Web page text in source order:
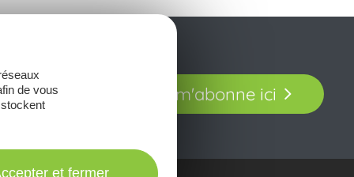
vous
en Aveyron.
Je m'abonne ici
de vous
et fermer